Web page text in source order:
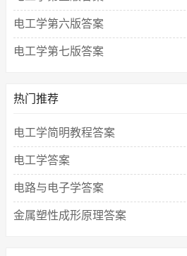
电工学第六版答案
电工学第七版答案
热门推荐
电工学简明教程答案
电工学答案
电路与电子学答案
金属塑性成形原理答案